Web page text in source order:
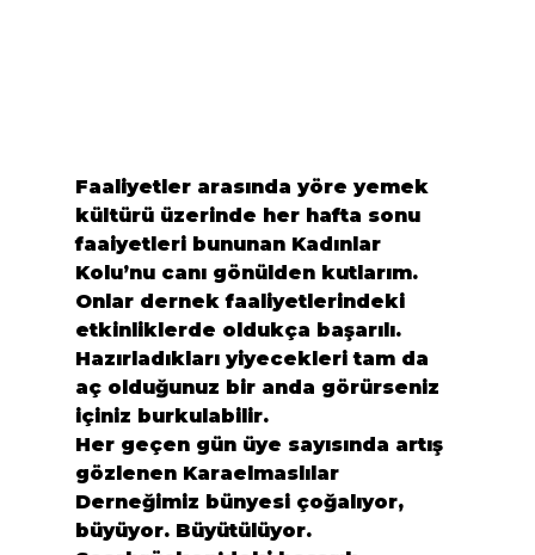
Faaliyetler arasında yöre yemek
kültürü üzerinde her hafta sonu
faaiyetleri bununan Kadınlar
Kolu’nu canı gönülden kutlarım.
Onlar dernek faaliyetlerindeki
etkinliklerde oldukça başarılı.
Hazırladıkları yiyecekleri tam da
aç olduğunuz bir anda görürseniz
içiniz burkulabilir.
Her geçen gün üye sayısında artış
gözlenen Karaelmaslılar
Derneğimiz bünyesi çoğalıyor,
büyüyor. Büyütülüyor.